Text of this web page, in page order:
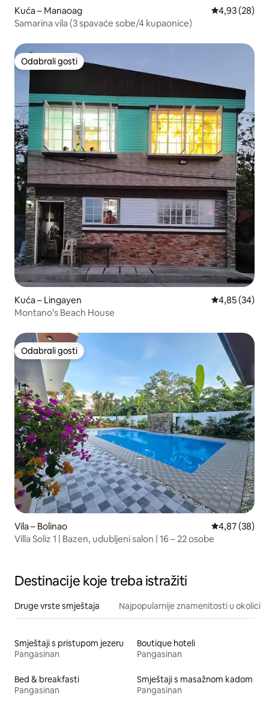
Kuća – Manaoag Prosječna
4,93 (28)
Samarina vila (3 spavaće sobe/4 kupaonice)
Odabrali gosti
Odabrali gosti
Kuća – Lingayen Prosječna
4,85 (34)
Montano's Beach House
Odabrali gosti
Odabrali gosti
Vila – Bolinao Prosječna
4,87 (38)
Villa Soliz 1 | Bazen, udubljeni salon | 16 – 22 osobe
Destinacije koje treba istražiti
Druge vrste smještaja Najpopularnije znamenitosti u okolici
Smještaji s pristupom jezeru
Pangasinan
Boutique hoteli
Pangasinan
Bed & breakfasti
Pangasinan
Smještaji s masažnom kadom
Pangasinan